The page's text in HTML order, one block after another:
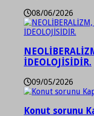
08/06/2026
İDEOLOJİSİDİR.
09/05/2026
Konut sorunu